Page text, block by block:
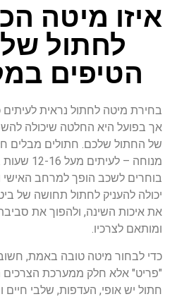
איזו מיטה
לחתול
הטיפים
בחירת מיטה לחתול נראית
אך בפועל היא החלטה שיכולה
של החתול שלכם. חתולים מבלים
מנוחה –
בוחרים לשכב הופך למרחב האישי
יכולה להעניק לחתול תחושה של
את איכות השינה, ולהפוך את
ומותאם לצרכיו.
כדי לבחור מיטה טובה באמת,
"פריט" אלא חלק ממערכת הצרכים
חתול יש אופי, העדפות, שלבי חיים